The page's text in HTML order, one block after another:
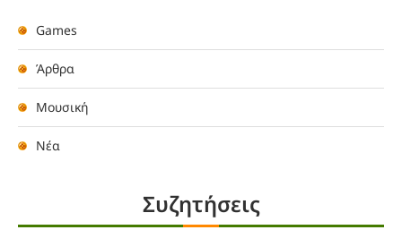
Games
Άρθρα
Μουσική
Νέα
Συζητήσεις